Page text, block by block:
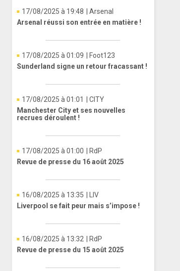
17/08/2025 à 19:48
| Arsenal
Arsenal réussi son entrée en matière !
17/08/2025 à 01:09
| Foot123
Sunderland signe un retour fracassant !
17/08/2025 à 01:01
| CITY
Manchester City et ses nouvelles
recrues déroulent !
17/08/2025 à 01:00
| RdP
Revue de presse du 16 août 2025
16/08/2025 à 13:35
| LIV
Liverpool se fait peur mais s’impose !
16/08/2025 à 13:32
| RdP
Revue de presse du 15 août 2025